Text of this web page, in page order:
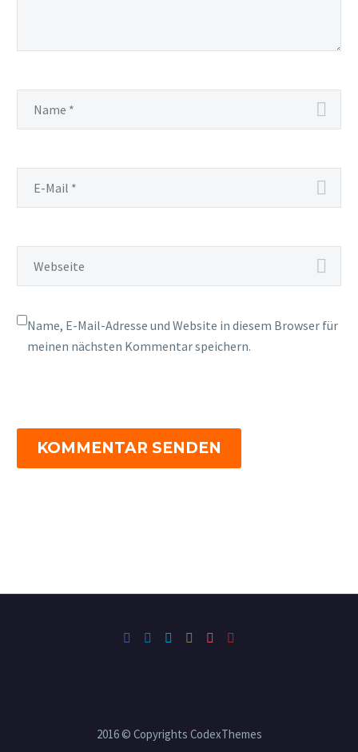
Name, E-Mail-Adresse und Website in diesem Browser für
meinen nächsten Kommentar speichern.
KOMMENTAR SENDEN
2016 © Copyrights CodexThemes